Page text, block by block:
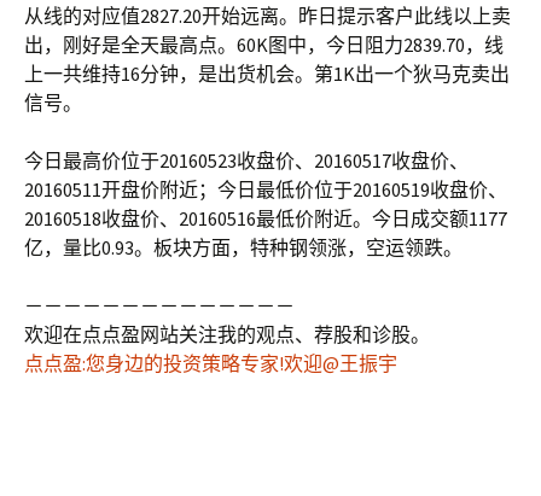
从线的对应值2827.20开始远离。昨日提示客户此线以上卖
出，刚好是全天最高点。60K图中，今日阻力2839.70，线
上一共维持16分钟，是出货机会。第1K出一个狄马克卖出
信号。
今日最高价位于20160523收盘价、20160517收盘价、
20160511开盘价附近；今日最低价位于20160519收盘价、
20160518收盘价、20160516最低价附近。今日成交额1177
亿，量比0.93。板块方面，特种钢领涨，空运领跌。
－－－－－－－－－－－－－－
欢迎在点点盈网站关注我的观点、荐股和诊股。
点点盈:您身边的投资策略专家!欢迎@王振宇